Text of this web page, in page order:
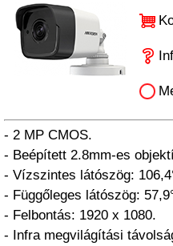
- 2 MP CMOS.
- Beépített 2.8mm-es
- Vízszintes látószög:
- Függőleges látószög:
- Felbontás: 1920 x 1080.
- Infra megvilágítási